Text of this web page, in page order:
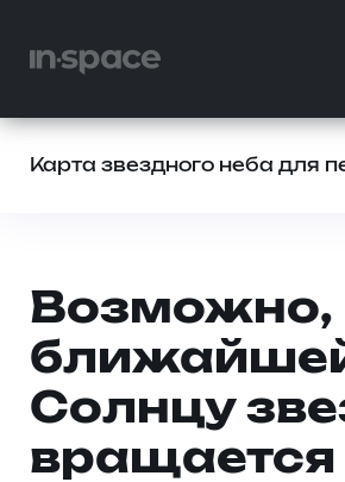
Карта звездного неба для
Возможно,
Солнцу